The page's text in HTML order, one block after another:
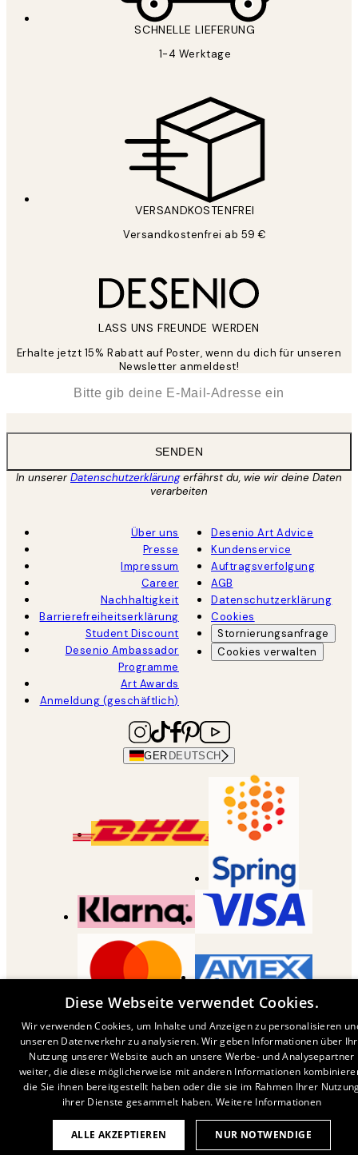
SCHNELLE LIEFERUNG
1-4 Werktage
VERSANDKOSTENFREI
Versandkostenfrei ab 59 €
LASS UNS FREUNDE WERDEN
Erhalte jetzt 15% Rabatt auf Poster, wenn du dich für unseren
Newsletter anmeldest!
SENDEN
In unsererDatenschutzerklärungerfährst du, wie wir deine Daten
verarbeiten
Über uns
Presse
Impressum
Career
Nachhaltigkeit
Barrierefreiheitserklärung
Student Discount
Desenio Ambassador
Programme
Art Awards
Anmeldung (geschäftlich)
Desenio Art Advice
Kundenservice
Auftragsverfolgung
AGB
Datenschutzerklärung
Cookies
Stornierungsanfrage
Cookies verwalten
GER DEUTSCH
Diese Webseite verwendet Cookies.
Wir verwenden Cookies, um Inhalte und Anzeigen zu personalisieren
unseren Datenverkehr zu analysieren. Wir geben Informationen über
Nutzung unserer Website auch an unsere Werbe- und Analysepartner
weiter, die diese möglicherweise mit anderen Informationen
die Sie ihnen bereitgestellt haben oder die sie im Rahmen Ihrer
ihrer Dienste gesammelt haben. Weitere Informationen
ALLE AKZEPTIEREN NUR NOTWENDIGE